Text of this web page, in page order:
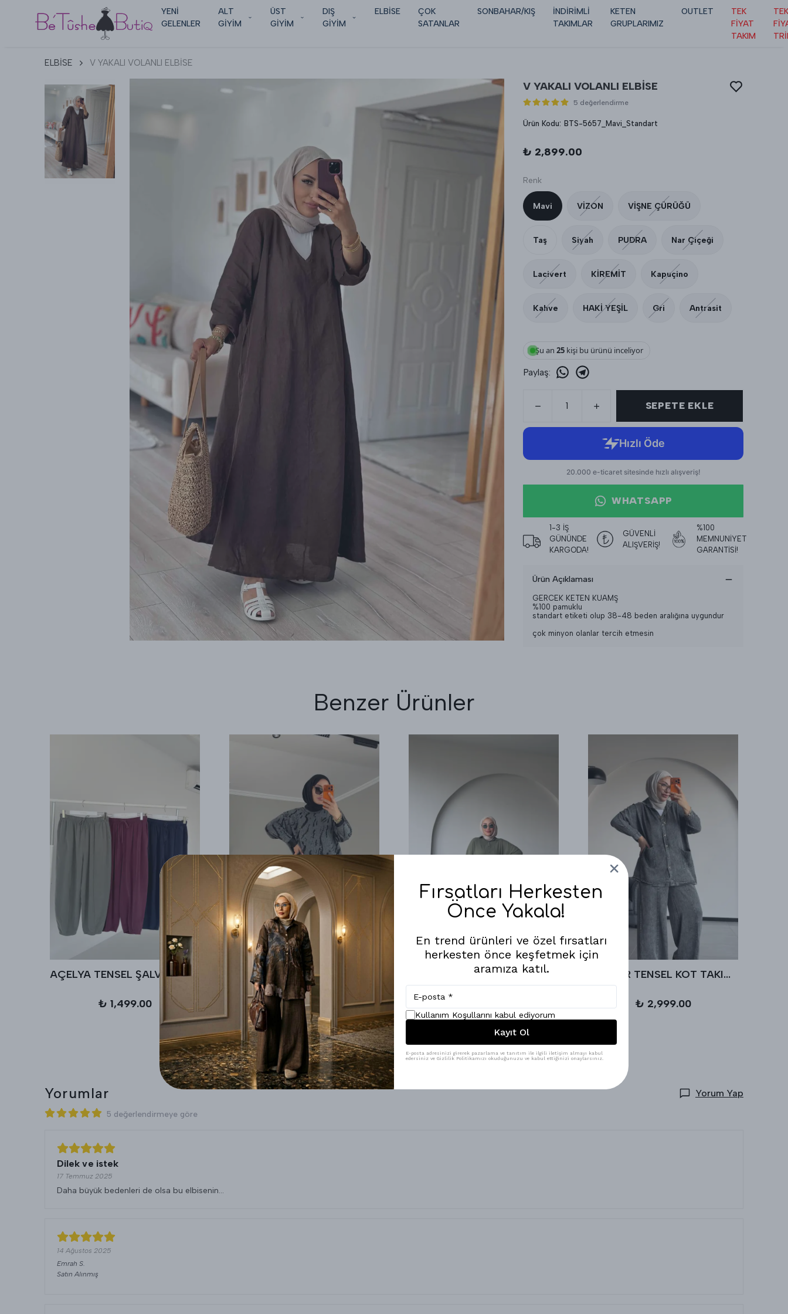
YENİ
GELENLER
ALT
GİYİM
ÜST
GİYİM
DIŞ
GİYİM
ELBİSE
ÇOK
SATANLAR
SONBAHAR/KIŞ
İNDİRİMLİ
TAKIMLAR
KETEN
GRUPLARIMIZ
OUTLET
TEK
FİYAT
TAKIM
TEK
ELBİSE V YAKALI VOLANLI ELBİSE
V YAKALI VOLANLI ELBİSE
5 değerlendirme
Ürün Kodu: BTS-5657_Mavi_Standart
₺ 2,899.00
Renk
Mavi VİZON VİŞNE ÇÜRÜĞÜ
Taş Siyah PUDRA Nar Çiçeği
Lacivert KİREMİT Kapuçino
Kahve HAKİ YEŞİL Gri Antrasit
Şu an 24kişi bu ürünü inceliyor
Paylaş:
SEPETE EKLE
WHATSAPP
1-3 İŞ
GÜNÜNDE
KARGODA!
GÜVENLİ
ALIŞVERİŞ!
%100
MEMNUNİYET
GARANTİSİ!
Ürün Açıklaması
GERCEK KETEN KUAMŞ
%100 pamuklu
standart etiketi olup 38-48 beden aralığına uygundur
çok minyon olanlar tercih etmesin
Benzer Ürünler
AÇELYA TENSEL ŞALVAR PANTALON
₺ 1,499.00
AFRODİT KAZAK
₺ 699.00
AHENK KETEN GÖMLEK AHUZAR TENSEL KOT TAKIM - Antrasit
₺ 2,999.00
Yorumlar Yorum Yap
5 değerlendirmeye göre
Dilek ve istek
17 Temmuz 2025
Daha büyük bedenleri de olsa bu elbisenin...
14 Ağustos 2025
Emrah S.
Satın Alınmış
Fırsatları Herkesten
Önce Yakala!
En trend ürünleri ve özel fırsatları
herkesten önce keşfetmek için
aramıza katıl.
Kullanım Koşullarını kabul ediyorum
Kayıt Ol
E-posta adresinizi girerek pazarlama ve tanıtım ile ilgili iletişim almayı kabul
edersiniz ve Gizlilik Politikamızı okuduğunuzu ve kabul ettiğinizi onaylarsınız.